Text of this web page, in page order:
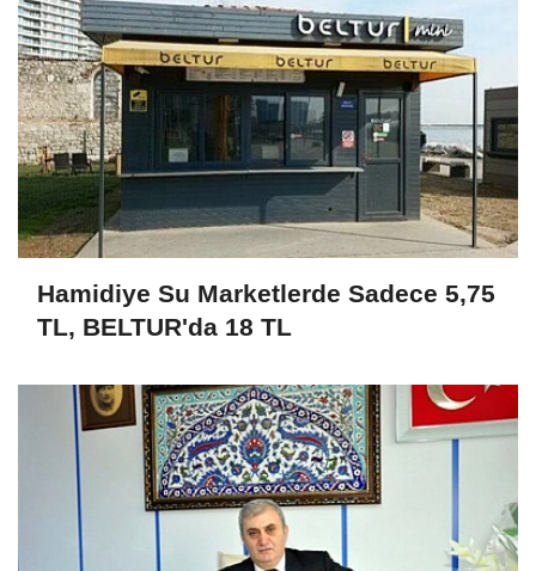
Hamidiye Su Marketlerde Sadece 5,75
TL, BELTUR'da 18 TL